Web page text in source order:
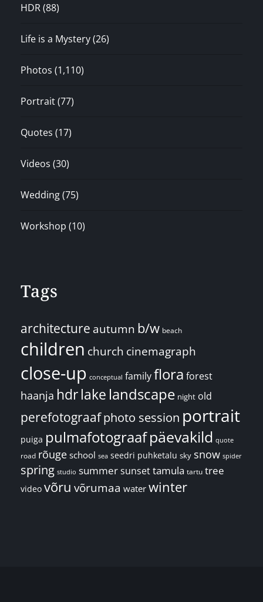
HDR(88)
Life is a Mystery(26)
Photos (1,110)
Portrait(77)
Quotes (17)
Videos (30)
Wedding(75)
Workshop (10)
Tags
architecture autumn b/w beach
children church cinemagraph
close-up conceptual familyflora forest
haanja hdrlake landscape night old
perefotograafphoto session portrait
puiga pulmafotograafpäevakild quote
road rõuge school sea seedri puhketalu sky snow spider
spring studio summersunsettamula tartu tree
video võru võrumaa water winter